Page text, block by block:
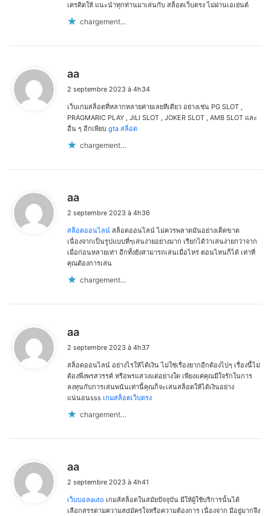
เครดิตให้ แนะนำทุกท่านมาเล่นกับ สล็อตเว็บตรง ไม่ผ่านเอเย่นต์
chargement…
aa
t
:
2 septembre 2023 à 4h34
เว็บเกมสล็อตที่หลากหลายค่ายเลยทีเดียว อย่างเช่น PG SLOT ,
PRAGMARIC PLAY , JILI SLOT , JOKER SLOT , AMB SLOT และ
อื่น ๆ อีกเพียบ gta สล็อต
chargement…
aa
t
:
2 septembre 2023 à 4h36
สล็อตออนไลน์ สล็อตออนไลน์ ไม่ควรพลาดมันอย่างเด็ดขาด
เนื่องจากเป็นรูปแบบที่ๆเล่นง่ายอย่างมาก เรียกได้ว่าเล่นง่ายกว่าจาก
เมื่อก่อนหลายเท่า อีกทั้งยังสามารถเล่นเมื่อไหร่ ตอนไหนก็ได้ เท่าที่
คุณต้องการเล่น
chargement…
aa
t
:
2 septembre 2023 à 4h37
สล็อตออนไลน์ อย่างไรให้ได้เงิน ไม่ใช่เรื่องยากอีกต้องไปๆ เรื่องนี้ไม่
ต้องพึ่งพรสวรรค์ หรือพรแสวงแต่อย่างใด เพียงแค่คุณมีใจรักในการ
ลงทุนกับการเล่นพนันเท่านี้คุณก็จะเล่นสล็อตให้ได้เงินอย่าง
แน่นอนsss เกมสล็อตเว็บตรง
chargement…
aa
t
:
2 septembre 2023 à 4h41
เว็บบอลauto เกมส์สล็อตในสมัยปัจจุบัน มีให้ผู้ใช้บริการนั้นได้
เลือกสรรตามความสdมัครใจหรือความต้องการ เนื่องจาก มีอยู่มากจึง